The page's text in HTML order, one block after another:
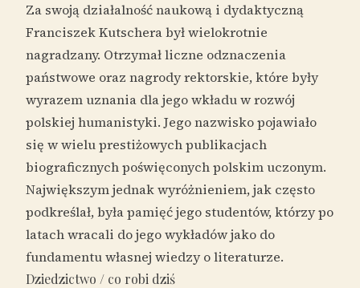
Za swoją działalność naukową i dydaktyczną
Franciszek Kutschera był wielokrotnie
nagradzany. Otrzymał liczne odznaczenia
państwowe oraz nagrody rektorskie, które były
wyrazem uznania dla jego wkładu w rozwój
polskiej humanistyki. Jego nazwisko pojawiało
się w wielu prestiżowych publikacjach
biograficznych poświęconych polskim uczonym.
Największym jednak wyróżnieniem, jak często
podkreślał, była pamięć jego studentów, którzy po
latach wracali do jego wykładów jako do
fundamentu własnej wiedzy o literaturze.
Dziedzictwo / co robi dziś